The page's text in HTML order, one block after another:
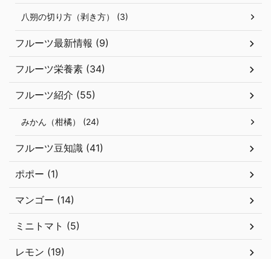
八朔の切り方（剥き方） (3)
フルーツ最新情報 (9)
フルーツ栄養素 (34)
フルーツ紹介 (55)
みかん（柑橘） (24)
フルーツ豆知識 (41)
ポポー (1)
マンゴー (14)
ミニトマト (5)
レモン (19)